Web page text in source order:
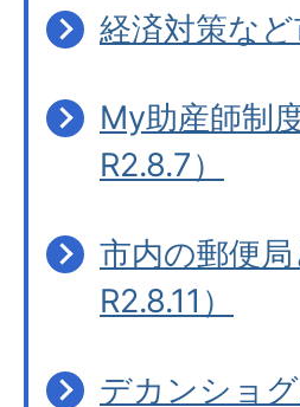
経済対策な
My助産師制
R2.8.7）
市内の郵便
R2.8.11）
デカンショ